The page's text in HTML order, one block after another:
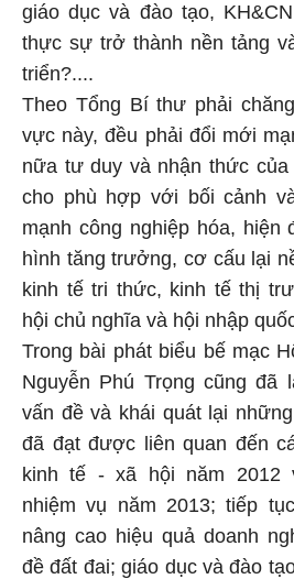
giáo dục và đào tạo,
thực sự trở thành nền tảng
triển?....
Theo Tổng Bí thư phải
vực này, đều phải đổi mới
nữa tư duy và nhận thức của
cho phù hợp với bối cảnh
mạnh công nghiệp hóa, hiện
hình tăng trưởng, cơ cấu lại
kinh tế tri thức, kinh tế thị
hội chủ nghĩa và hội nhập
Trong bài phát biểu bế mạc
Nguyễn Phú Trọng cũng đã
vấn đề và khái quát lại
đã đạt được liên quan đến
kinh tế - xã hội năm 2012
nhiệm vụ năm 2013; tiếp
nâng cao hiệu quả doanh
đề đất đai; giáo dục và đào